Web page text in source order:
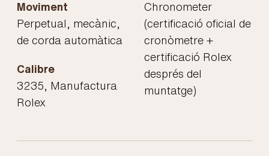
Moviment
Perpetual, mecànic,
de corda automàtica
Calibre
3235, Manufactura
Rolex
Chronometer
(certificació oficial de
cronòmetre +
certificació Rolex
després del
muntatge)